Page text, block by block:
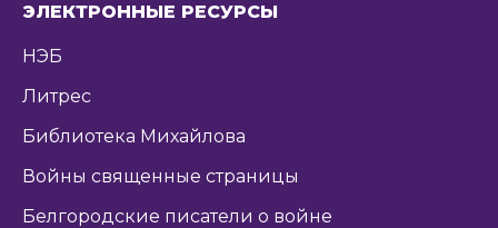
ЭЛЕКТРОННЫЕ РЕСУРСЫ
НЭБ
Литрес
Библиотека Михайлова
Войны священные страницы
Белгородские писатели о войне